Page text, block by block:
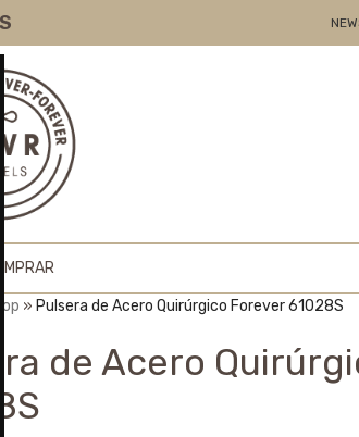
» Pulsera de Acero Quirúrgico Forever 61028S
de Acero